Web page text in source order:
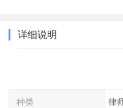
详细说明
种类 律